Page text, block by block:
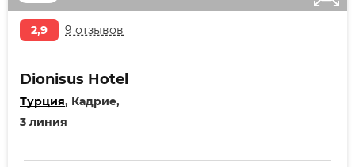
2,9 9 отзывов
Dionisus Hotel
Турция, Кадрие,
3 линия